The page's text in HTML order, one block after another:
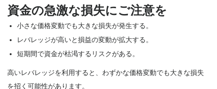
資金の急激な損失にご注意を
小さな価格変動でも大きな損失が発生する。
レバレッジが高いと損益の変動が拡大する。
短期間で資金が枯渇するリスクがある。
高いレバレッジを利用すると、わずかな価格変動でも大きな損失
を招く可能性があります。